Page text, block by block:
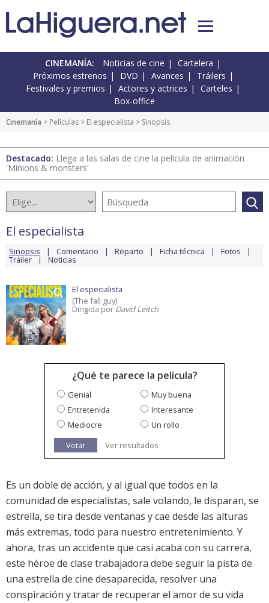
CINEMANÍA: Noticias de cine
Cartelera
Próximos estrenos
DVD Avances
Tráilers
Festivales y premios
Actores y actrices
Carteles
Box-office
Cinemanía > Películas > El especialista > Sinopsis
Destacado: Llega a las salas de cine la película de animación
'Minions & monsters'
El especialista
Sinopsis Comentario Reparto Ficha técnica Fotos
Tráiler Noticias
El especialista
(The fall guy)
Dirigida por David Leitch
¿Qué te parece la película?
Genial
Muy buena
Entretenida
Interesante
Mediocre
Un rollo
Votar
Ver resultados
Es un doble de acción, y al igual que todos en la
comunidad de especialistas, sale volando, le disparan, se
estrella, se tira desde ventanas y cae desde las alturas
más extremas, todo para nuestro entretenimiento. Y
ahora, tras un accidente que casi acaba con su carrera,
este héroe de clase trabajadora debe seguir la pista de
una estrella de cine desaparecida, resolver una
conspiración y tratar de recuperar el amor de su vida